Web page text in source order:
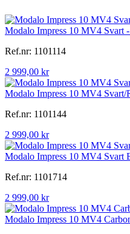
Modalo Impress 10 MV4 Svart
Ref.nr: 1101114
2 999,00 kr
Modalo Impress 10 MV4 Svart/
Ref.nr: 1101144
2 999,00 kr
Modalo Impress 10 MV4 Svart
Ref.nr: 1101714
2 999,00 kr
Modalo Impress 10 MV4